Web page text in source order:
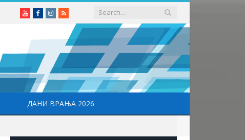
YoutubeFacebookInstagram
RSS
ДАНИ ВРАЊА 2026